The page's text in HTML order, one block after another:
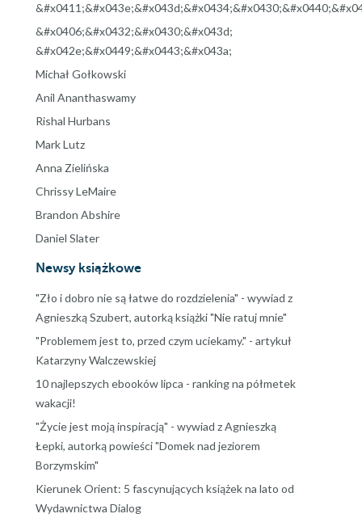
&#x0406;&#x0432;&#x0430;&#x043d;
&#x042e;&#x0449;&#x0443;&#x043a;
Michał Gołkowski
Anil Ananthaswamy
Rishal Hurbans
Mark Lutz
Anna Zielińska
Chrissy LeMaire
Brandon Abshire
Daniel Slater
Newsy książkowe
"Zło i dobro nie są łatwe do rozdzielenia" - wywiad z
Agnieszką Szubert, autorką książki "Nie ratuj mnie"
"Problemem jest to, przed czym uciekamy." - artykuł
Katarzyny Walczewskiej
10 najlepszych ebooków lipca - ranking na półmetek
wakacji!
"Życie jest moją inspiracją" - wywiad z Agnieszką
Łepki, autorką powieści "Domek nad jeziorem
Borzymskim"
Kierunek Orient: 5 fascynujących książek na lato od
Wydawnictwa Dialog